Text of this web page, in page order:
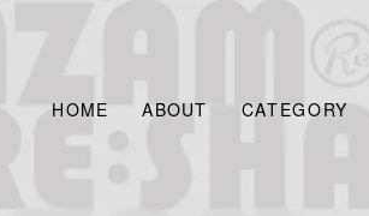
HOME ABOUT CATEGORY